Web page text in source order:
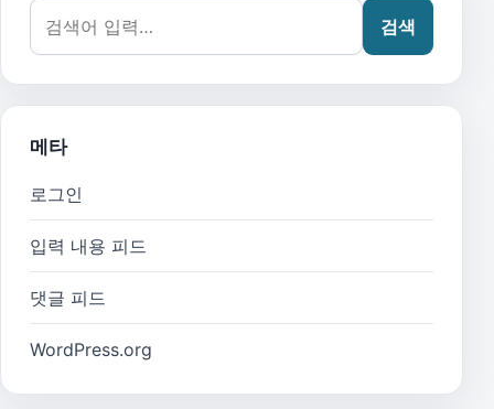
검색어:
검색
메타
로그인
입력 내용 피드
댓글 피드
WordPress.org